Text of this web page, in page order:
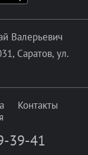
Валерьевич
Саратов, ул.
Контакты
39-41